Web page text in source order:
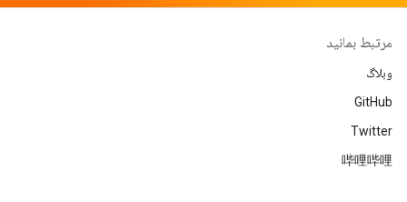
مرتبط بمانید
وبلاگ
GitHub
Twitter
哔哩哔哩